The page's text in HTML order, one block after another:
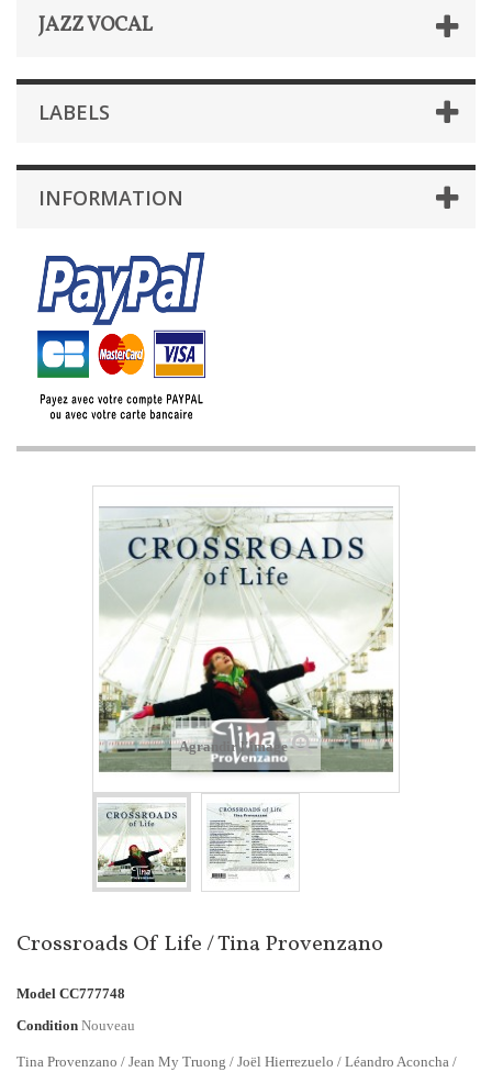
JAZZ VOCAL
LABELS
INFORMATION
Agrandir l'image
Crossroads Of Life / Tina Provenzano
Model CC777748
Condition Nouveau
Tina Provenzano / Jean My Truong / Joël Hierrezuelo / Léandro Aconcha /